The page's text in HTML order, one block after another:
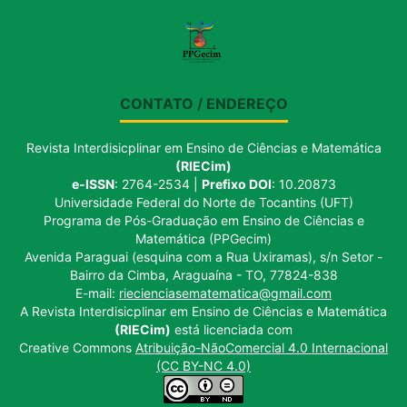
CONTATO / ENDEREÇO
Revista Interdisicplinar em Ensino de Ciências e Matemática
(RIECim)
e-ISSN: 2764-2534 | Prefixo DOI: 10.20873
Universidade Federal do Norte de Tocantins (UFT)
Programa de Pós-Graduação em Ensino de Ciências e
Matemática (PPGecim)
Avenida Paraguai (esquina com a Rua Uxiramas), s/n Setor -
Bairro da Cimba, Araguaína - TO, 77824-838
E-mail: riecienciasematematica@gmail.com
A Revista Interdisicplinar em Ensino de Ciências e Matemática
(RIECim) está licenciada com
Creative Commons Atribuição-NãoComercial 4.0 Internacional
(CC BY-NC 4.0)